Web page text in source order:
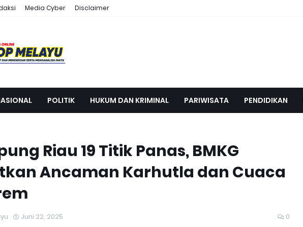
Media Cyber Disclaimer
POLITIK HUKUM DAN KRIMINAL PARIWISATA PENDIDIKAN
Riau 19 Titik Panas, BMKG
Ancaman Karhutla dan Cuaca
Juni 22, 2025 0